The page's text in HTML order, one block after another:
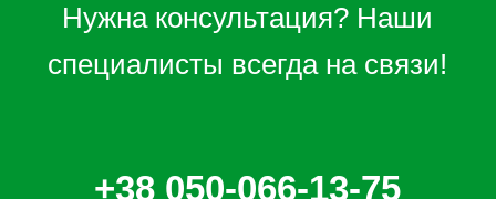
Нужна консультация? Наши
специалисты всегда на связи!
+38 050-066-13-75